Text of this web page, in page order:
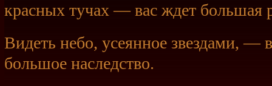
красных тучах — вас ждет большая
Видеть небо, усеянное звездами, —
большое наследство.